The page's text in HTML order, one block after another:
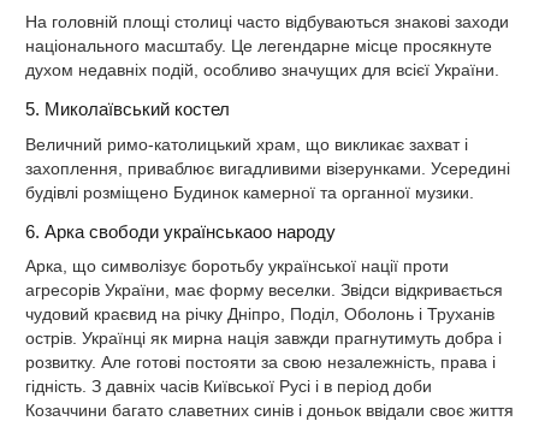
На головній площі столиці часто відбуваються знакові заходи
національного масштабу. Це легендарне місце просякнуте
духом недавніх подій, особливо значущих для всієї України.
5. Миколаївський костел
Величний римо-католицький храм, що викликає захват і
захоплення, приваблює вигадливими візерунками. Усередині
будівлі розміщено Будинок камерної та органної музики.
6. Арка свободи українськаоо народу
Арка, що символізує боротьбу української нації проти
агресорів України, має форму веселки. Звідси відкривається
чудовий краєвид на річку Дніпро, Поділ, Оболонь і Труханів
острів. Українці як мирна нація завжди прагнутимуть добра і
розвитку. Але готові постояти за свою незалежність, права і
гідність. З давніх часів Київської Русі і в період доби
Козаччини багато славетних синів і доньок ввідали своє життя